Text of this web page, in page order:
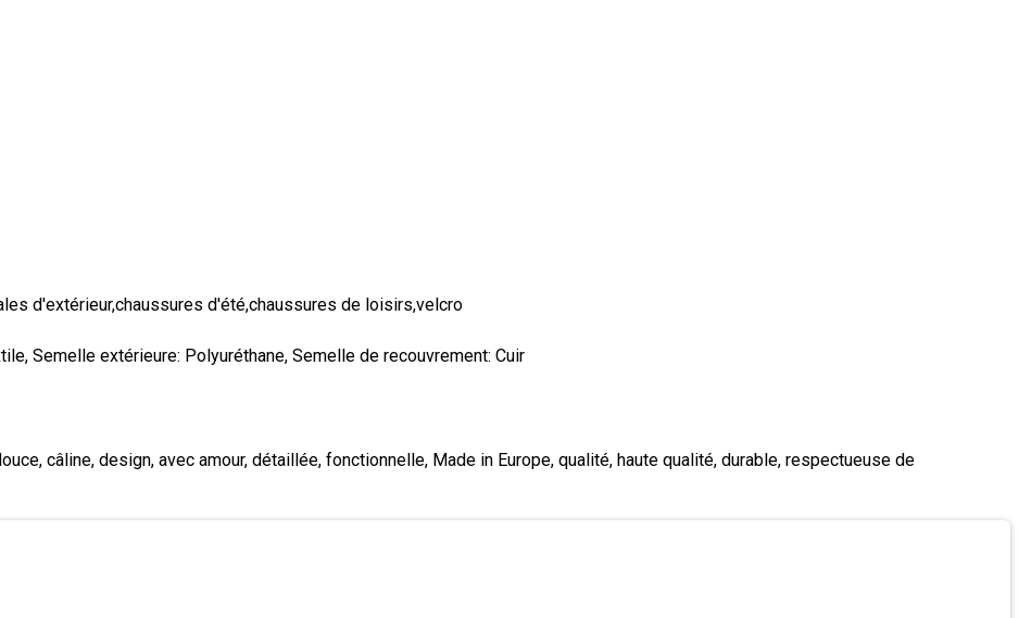
d'extérieur,chaussures d'été,chaussures de loisirs,velcro
Semelle extérieure: Polyuréthane, Semelle de recouvrement: Cuir
câline, design, avec amour, détaillée, fonctionnelle, Made in Europe, qualité, haute qualité, durable, respectueuse de